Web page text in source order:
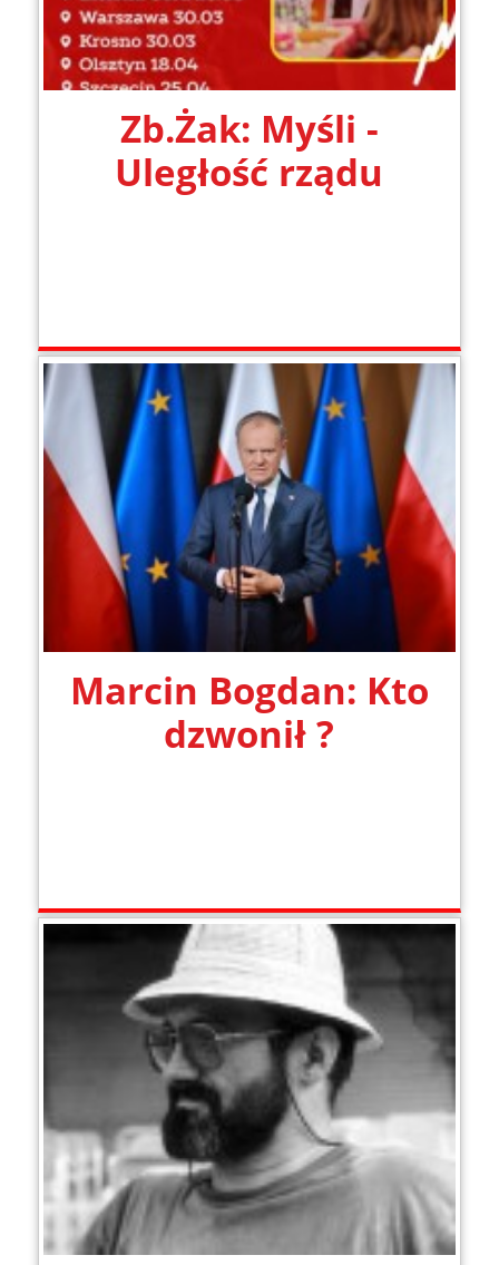
Zb.Żak: Myśli -
Uległość rządu
Marcin Bogdan: Kto
dzwonił ?